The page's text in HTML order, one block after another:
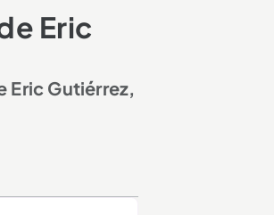
Eric
Eric Gutiérrez,